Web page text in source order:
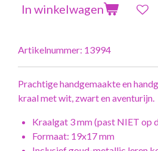
In winkelwagen
Artikelnummer: 13994
Prachtige handgemaakte en
kraal met wit, zwart en aventurijn.
Kraalgat 3 mm (past NIET op
Formaat: 19x17 mm